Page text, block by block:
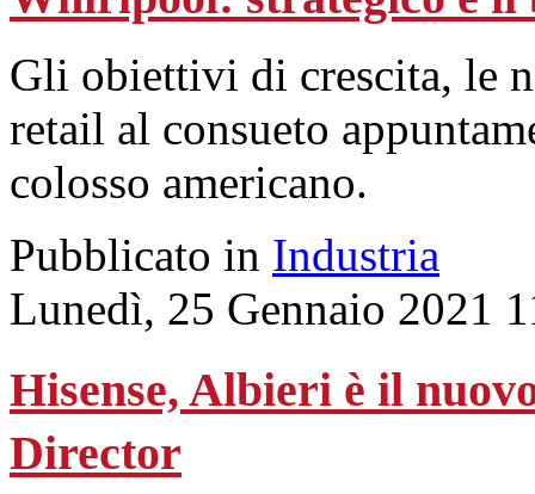
Gli obiettivi di crescita, le
retail al consueto
colosso americano.
Pubblicato in Industria
Lunedì, 25 Gennaio 2021
Hisense, Albieri è il
Director